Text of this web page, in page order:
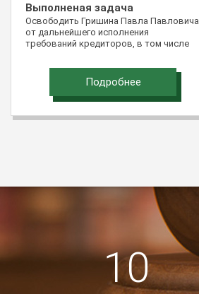
Выполненая задача
Освободить Гришина Павла Павловича
от дальнейшего исполнения
требований кредиторов, в том числе
заявленных в ходе реализации
имущества гражданина
Подробнее
10